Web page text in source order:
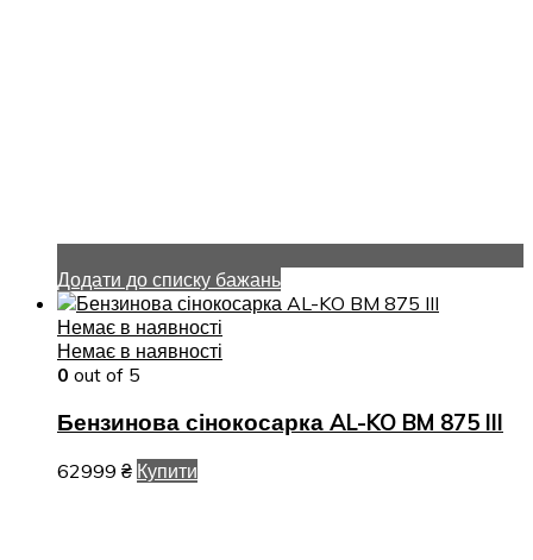
Додати до списку бажань
Немає в наявності
Немає в наявності
0 out of 5
Бензинова сінокосарка AL-KO BM 875 III
62999 ₴ Купити